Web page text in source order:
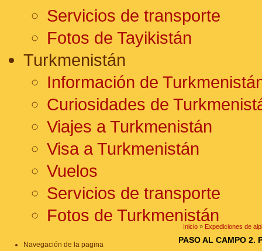
Servicios de transporte
Fotos de Tayikistán
Turkmenistán
Información de
Curiosidades de
Viajes a Turkmenistán
Visa a Turkmenistán
Vuelos
Servicios de transporte
Fotos de Turkmenistán
Inicio » Expediciones de
PASO AL CAMPO 2.
Navegación de la pagina